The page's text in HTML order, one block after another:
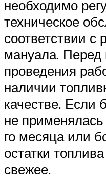
необходимо
техническое
соответствии с
мануала. Перед
проведения
наличии
качестве. Если
не
го месяца или
остатки
свежее.